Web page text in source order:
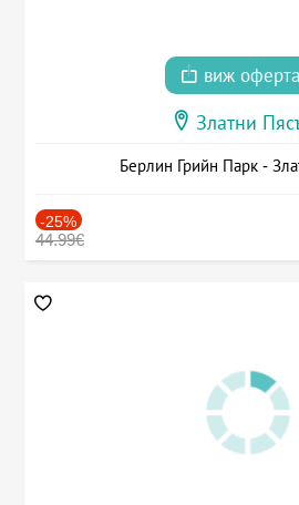
виж
Златни
Берлин Грийн Парк -
-25%
44.99€